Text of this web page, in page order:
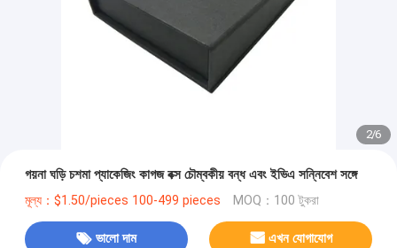
2/6
গয়না ঘড়ি চশমা প্যাকেজিং কাগজ বক্স চৌম্বকীয় বন্ধ এবং ইভিএ সন্নিবেশ সঙ্গে
মূল্য：$1.50/pieces 100-499 pieces MOQ：100 টুকরা
ভালো দাম এখন যোগাযোগ